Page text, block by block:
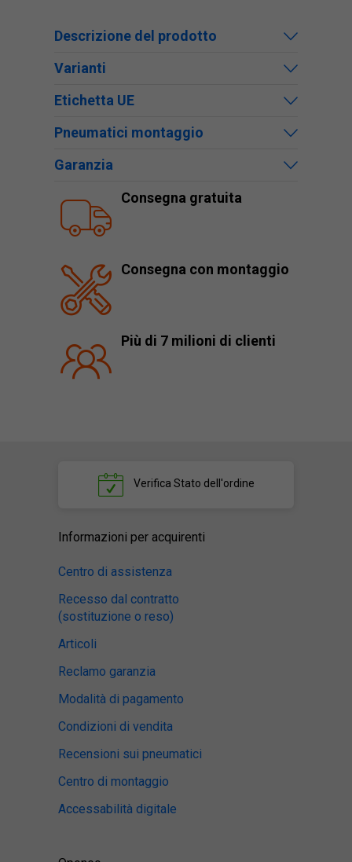
Descrizione del prodotto
Varianti
Etichetta UE
Pneumatici montaggio
Garanzia
Consegna gratuita
Consegna con montaggio
Più di 7 milioni di clienti
Verifica Stato dell'ordine
Informazioni per acquirenti
Centro di assistenza
Recesso dal contratto
(sostituzione o reso)
Articoli
Reclamo garanzia
Modalità di pagamento
Condizioni di vendita
Recensioni sui pneumatici
Centro di montaggio
Accessabilità digitale